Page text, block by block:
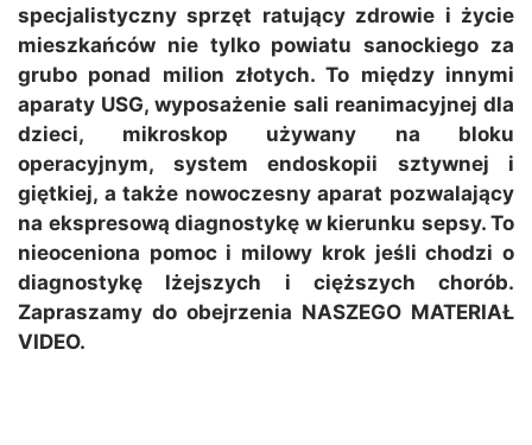
specjalistyczny sprzęt ratujący zdrowie i życie
mieszkańców nie tylko powiatu sanockiego za
grubo ponad milion złotych. To między innymi
aparaty USG, wyposażenie sali reanimacyjnej dla
dzieci, mikroskop używany na bloku
operacyjnym, system endoskopii sztywnej i
giętkiej, a także nowoczesny aparat pozwalający
na ekspresową diagnostykę w kierunku sepsy. To
nieoceniona pomoc i milowy krok jeśli chodzi o
diagnostykę lżejszych i cięższych chorób.
Zapraszamy do obejrzenia NASZEGO MATERIAŁ
VIDEO.